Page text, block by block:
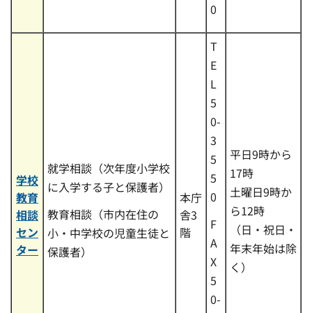
0
学校
教育
相談
セン
ター
就学相談（次年度小学校
に入学する子と保護者）
教育相談（市内在住の
小・中学校の児童生徒と
保護者）
本庁
舎3
階
T
E
L
5
0-
3
5
5
0
F
A
X
5
0-
平日9時から
17時
土曜日9時か
ら12時
（日・祝日・
年末年始は除
く）